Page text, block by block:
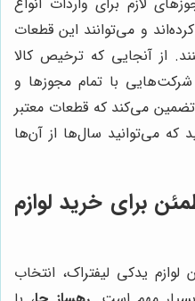
و می‌توانند این قطعات
از آنجایی که ترخیص کالا
شرکت‌هایی با تمام مجوزها و
می‌کند که قطعات معتبر
که می‌توانید سال‌ها از آن‌ها
برای خرید لوازم
یدکی لیفتراک، انتخاب